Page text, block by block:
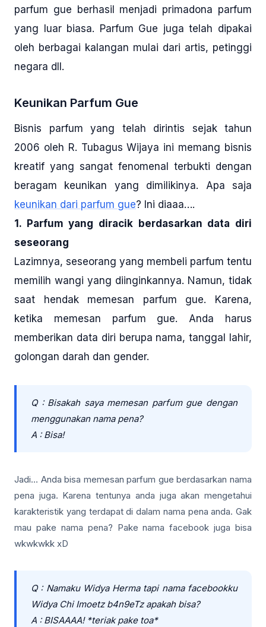
parfum gue berhasil menjadi primadona parfum
yang luar biasa. Parfum Gue juga telah dipakai
oleh berbagai kalangan mulai dari artis, petinggi
negara dll.
Keunikan Parfum Gue
Bisnis parfum yang telah dirintis sejak tahun
2006 oleh R. Tubagus Wijaya ini memang bisnis
kreatif yang sangat fenomenal terbukti dengan
beragam keunikan yang dimilikinya. Apa saja
keunikan dari parfum gue? Ini diaaa….
1. Parfum yang diracik berdasarkan data diri
seseorang
Lazimnya, seseorang yang membeli parfum tentu
memilih wangi yang diinginkannya. Namun, tidak
saat hendak memesan parfum gue. Karena,
ketika memesan parfum gue. Anda harus
memberikan data diri berupa nama, tanggal lahir,
golongan darah dan gender.
Q : Bisakah saya memesan parfum gue dengan
menggunakan nama pena?
A : Bisa!
Jadi… Anda bisa memesan parfum gue berdasarkan nama
pena juga. Karena tentunya anda juga akan mengetahui
karakteristik yang terdapat di dalam nama pena anda. Gak
mau pake nama pena? Pake nama facebook juga bisa
wkwkwkk xD
Q : Namaku Widya Herma tapi nama facebookku
Widya Chi Imoetz b4n9eTz apakah bisa?
A : BISAAAA! *teriak pake toa*